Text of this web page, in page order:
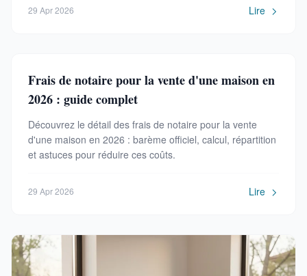
29 Apr 2026 Lire
Frais de notaire pour la vente d'une maison en
2026 : guide complet
Découvrez le détail des frais de notaire pour la vente
d'une maison en 2026 : barème officiel, calcul, répartition
et astuces pour réduire ces coûts.
29 Apr 2026 Lire